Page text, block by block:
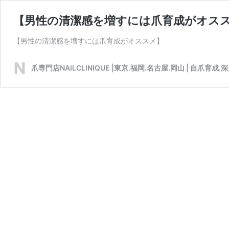
【男性の清潔感を増すには爪育成がオスス
【男性の清潔感を増すには爪育成がオススメ】
爪専門店NAILCLINIQUE |東京.福岡.名古屋.岡山 | 自爪育成.